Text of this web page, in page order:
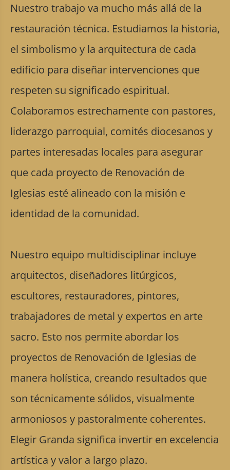
Nuestro trabajo va mucho más allá de la
restauración técnica. Estudiamos la historia,
el simbolismo y la arquitectura de cada
edificio para diseñar intervenciones que
respeten su significado espiritual.
Colaboramos estrechamente con pastores,
liderazgo parroquial, comités diocesanos y
partes interesadas locales para asegurar
que cada proyecto de Renovación de
Iglesias esté alineado con la misión e
identidad de la comunidad.
Nuestro equipo multidisciplinar incluye
arquitectos, diseñadores litúrgicos,
escultores, restauradores, pintores,
trabajadores de metal y expertos en arte
sacro. Esto nos permite abordar los
proyectos de Renovación de Iglesias de
manera holística, creando resultados que
son técnicamente sólidos, visualmente
armoniosos y pastoralmente coherentes.
Elegir Granda significa invertir en excelencia
artística y valor a largo plazo.